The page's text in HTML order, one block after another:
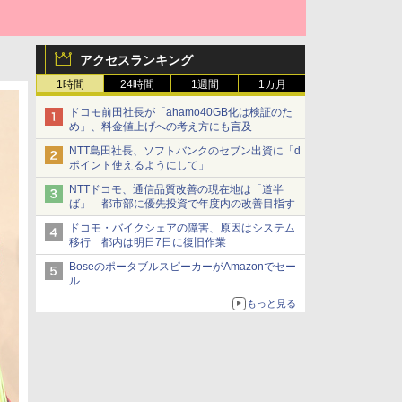
アクセスランキング
1時間 24時間 1週間 1カ月
ドコモ前田社長が「ahamo40GB化は検証のた
め」、料金値上げへの考え方にも言及
NTT島田社長、ソフトバンクのセブン出資に「d
ポイント使えるようにして」
NTTドコモ、通信品質改善の現在地は「道半
ば」 都市部に優先投資で年度内の改善目指す
ドコモ・バイクシェアの障害、原因はシステム
移行 都内は明日7日に復旧作業
BoseのポータブルスピーカーがAmazonでセー
ル
もっと見る